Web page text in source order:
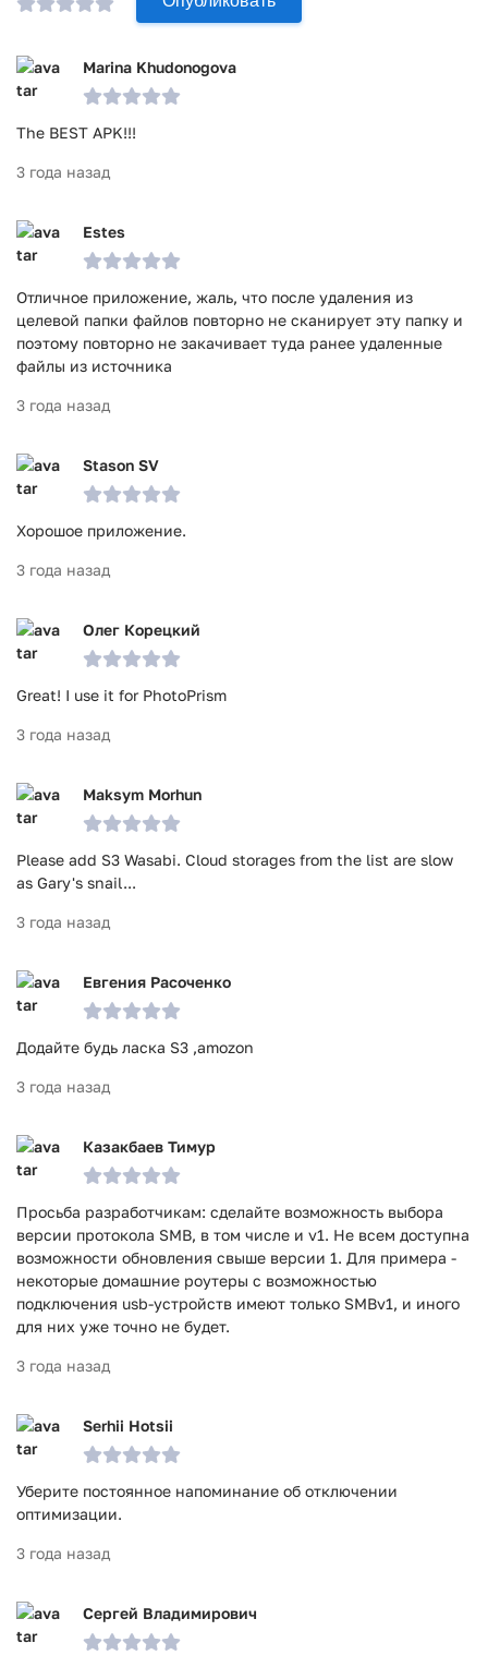
Marina Khudonogova
The BEST APK!!!
3 года назад
Estes
Отличное приложение, жаль, что после удаления из
целевой папки файлов повторно не сканирует эту папку и
поэтому повторно не закачивает туда ранее удаленные
файлы из источника
3 года назад
Stason SV
Хорошое приложение.
3 года назад
Олег Корецкий
Great! I use it for PhotoPrism
3 года назад
Maksym Morhun
Please add S3 Wasabi. Cloud storages from the list are slow
as Gary's snail...
3 года назад
Евгения Расоченко
Додайте будь ласка S3 ,amozon
3 года назад
Казакбаев Тимур
Просьба разработчикам: сделайте возможность выбора
версии протокола SMB, в том числе и v1. Не всем доступна
возможности обновления свыше версии 1. Для примера -
некоторые домашние роутеры с возможностью
подключения usb-устройств имеют только SMBv1, и иного
для них уже точно не будет.
3 года назад
Serhii Hotsii
Уберите постоянное напоминание об отключении
оптимизации.
3 года назад
Сергей Владимирович